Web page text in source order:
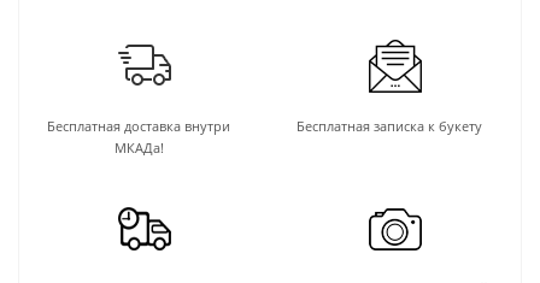
Бесплатная доставка внутри
МКАДа!
Бесплатная записка к букету